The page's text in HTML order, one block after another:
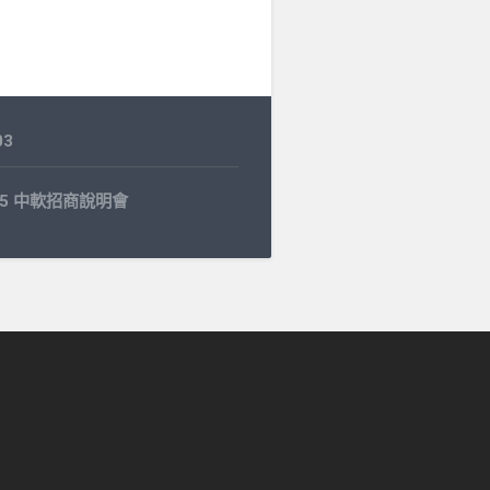
中軟招商說明會